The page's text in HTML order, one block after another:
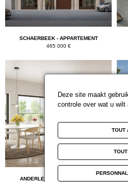
SCHAERBEEK - APPARTEMENT
465 000 €
ANDERLECHT - APPARTEMENT
Deze site maakt
controle over wat u wilt
TOUT